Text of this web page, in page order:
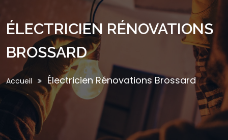
ÉLECTRICIEN RÉNOVATIONS
BROSSARD
Accueil Électricien Rénovations Brossard